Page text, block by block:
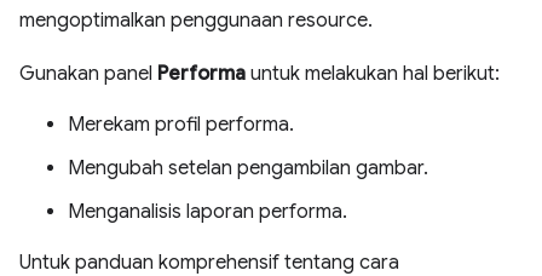
mengoptimalkan penggunaan resource.
Gunakan panel Performa untuk melakukan hal berikut:
Merekam profil performa.
Mengubah setelan pengambilan gambar.
Menganalisis laporan performa.
Untuk panduan komprehensif tentang cara